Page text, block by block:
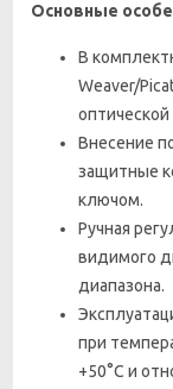
Основные
В
Weaver/
Внесение
защитные
ключом.
Ручная
видимого
диапазона.
при
+50°С и